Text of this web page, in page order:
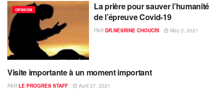
OPINION
La prière pour sauver l’humanité
de l’épreuve Covid-19
PAR DR.NESRINE CHOUCRI May 2, 2021
OPINION
Visite importante à un moment important
PAR LE PROGRES STAFF April 27, 2021